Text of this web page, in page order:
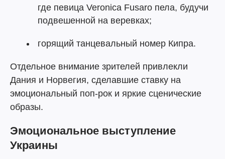
где певица Veronica Fusaro пела, будучи
подвешенной на веревках;
горящий танцевальный номер Кипра.
Отдельное внимание зрителей привлекли
Дания и Норвегия, сделавшие ставку на
эмоциональный поп-рок и яркие сценические
образы.
Эмоциональное выступление
Украины